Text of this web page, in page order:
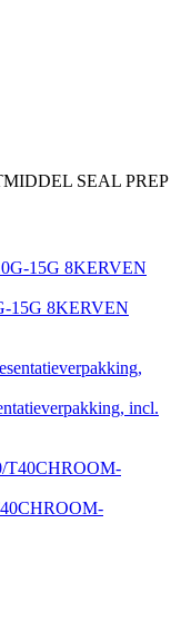
SEAL PREP
15G 8KERVEN
incl.